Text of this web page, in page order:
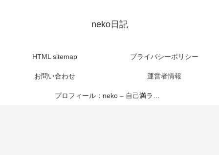
neko日記
HTML sitemap プライバシーポリシー
お問い合わせ 運営者情報
プロフィール：neko – 自己満ライター